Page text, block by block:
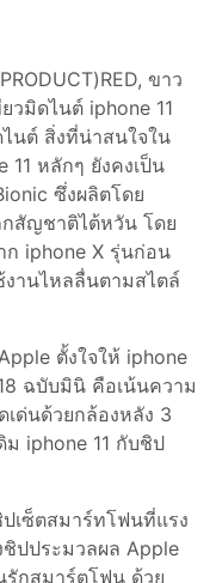
ขาว
วมิดไนต์ iphone 11
ไนต์ สิ่งที่น่าสนใจใน
11 หลักๆ ยังคงเป็น
ซึ่งผลิตโดย
สัญชาติไต้หวัน โดย
iphone X รุ่นก่อน
งานไหลลื่นตามสไตล์
ตั้งใจให้ iphone
ฉบับมินิ คือเน้นความ
เด่นด้วยกล้องหลัง 3
ม iphone 11 กับชิป
เซ็ตสมาร์ทโฟนที่แรง
ปประมวลผล Apple
รักสมาร์ตโฟน ด้วย